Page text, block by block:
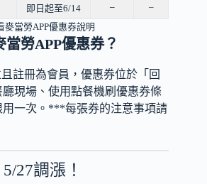
即日起至6/14 –
–
麥當勞APP優惠券說明
勞APP優惠券？
註冊為會員，優惠券位於「回
現場、使用點餐機刷優惠券條
一次。***每張券的注意事項請
5/27調漲！